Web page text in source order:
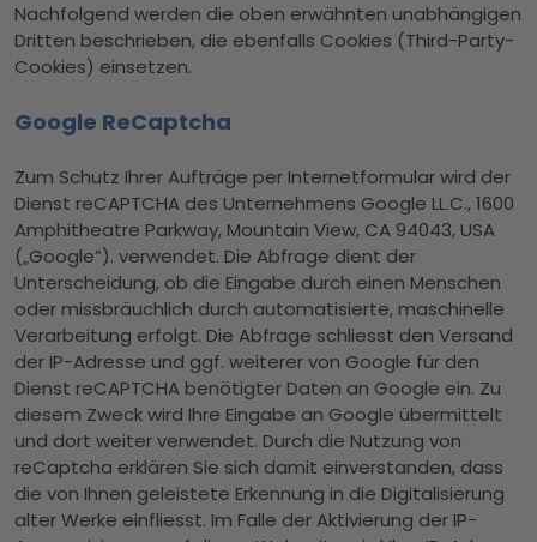
Nachfolgend werden die oben erwähnten unabhängigen
Dritten beschrieben, die ebenfalls Cookies (Third-Party-
Cookies) einsetzen.
Google ReCaptcha
Zum Schutz Ihrer Aufträge per Internetformular wird der
Dienst reCAPTCHA des Unternehmens Google LL.C., 1600
Amphitheatre Parkway, Mountain View, CA 94043, USA
(„Google”). verwendet. Die Abfrage dient der
Unterscheidung, ob die Eingabe durch einen Menschen
oder missbräuchlich durch automatisierte, maschinelle
Verarbeitung erfolgt. Die Abfrage schliesst den Versand
der IP-Adresse und ggf. weiterer von Google für den
Dienst reCAPTCHA benötigter Daten an Google ein. Zu
diesem Zweck wird Ihre Eingabe an Google übermittelt
und dort weiter verwendet. Durch die Nutzung von
reCaptcha erklären Sie sich damit einverstanden, dass
die von Ihnen geleistete Erkennung in die Digitalisierung
alter Werke einfliesst. Im Falle der Aktivierung der IP-